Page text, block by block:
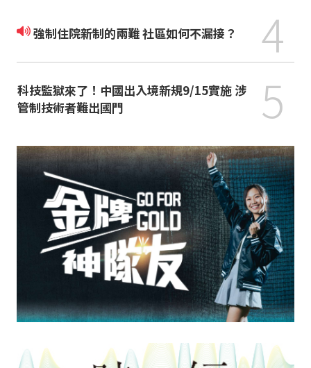
強制住院新制的兩難 社區如何不漏接？ 4
科技監獄來了！中國出入境新規9/15實施 涉
管制技術者難出國門
5